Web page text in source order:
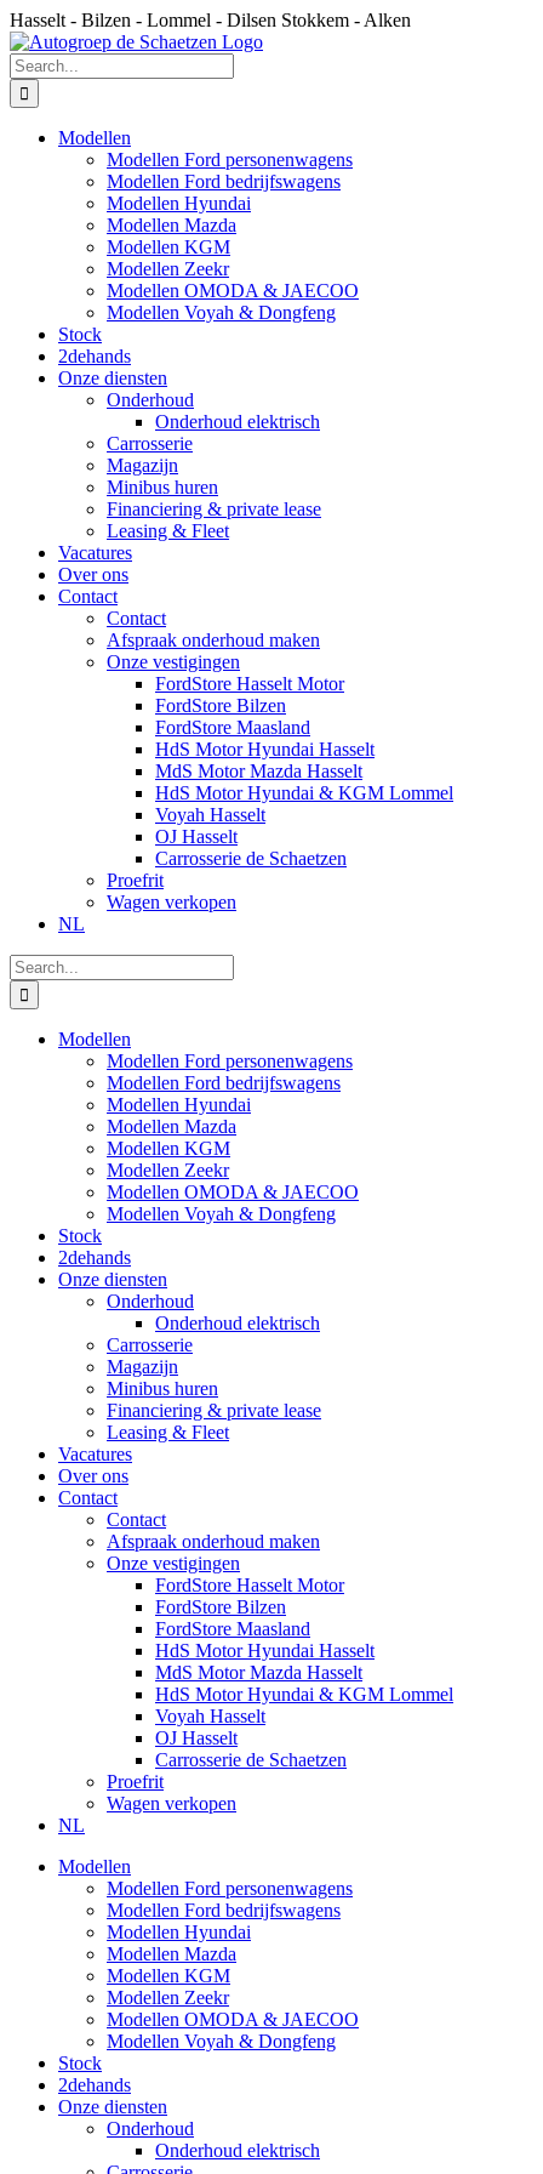
Skip
to
content
Hasselt - Bilzen - Lommel - Dilsen Stokkem - Alken
Search
for:
Modellen
Modellen Ford personenwagens
Modellen Ford bedrijfswagens
Modellen Hyundai
Modellen Mazda
Modellen KGM
Modellen Zeekr
Modellen OMODA & JAECOO
Modellen Voyah & Dongfeng
Stock
2dehands
Onze diensten
Onderhoud
Onderhoud elektrisch
Carrosserie
Magazijn
Minibus huren
Financiering & private lease
Leasing & Fleet
Vacatures
Over ons
Contact
Contact
Afspraak onderhoud maken
Onze vestigingen
FordStore Hasselt Motor
FordStore Bilzen
FordStore Maasland
HdS Motor Hyundai Hasselt
MdS Motor Mazda Hasselt
HdS Motor Hyundai & KGM Lommel
Voyah Hasselt
OJ Hasselt
Carrosserie de Schaetzen
Proefrit
Wagen verkopen
NL
Search
for:
Modellen
Modellen Ford personenwagens
Modellen Ford bedrijfswagens
Modellen Hyundai
Modellen Mazda
Modellen KGM
Modellen Zeekr
Modellen OMODA & JAECOO
Modellen Voyah & Dongfeng
Stock
2dehands
Onze diensten
Onderhoud
Onderhoud elektrisch
Carrosserie
Magazijn
Minibus huren
Financiering & private lease
Leasing & Fleet
Vacatures
Over ons
Contact
Contact
Afspraak onderhoud maken
Onze vestigingen
FordStore Hasselt Motor
FordStore Bilzen
FordStore Maasland
HdS Motor Hyundai Hasselt
MdS Motor Mazda Hasselt
HdS Motor Hyundai & KGM Lommel
Voyah Hasselt
OJ Hasselt
Carrosserie de Schaetzen
Proefrit
Wagen verkopen
NL
Modellen
Modellen Ford personenwagens
Modellen Ford bedrijfswagens
Modellen Hyundai
Modellen Mazda
Modellen KGM
Modellen Zeekr
Modellen OMODA & JAECOO
Modellen Voyah & Dongfeng
Stock
2dehands
Onze diensten
Onderhoud
Onderhoud elektrisch